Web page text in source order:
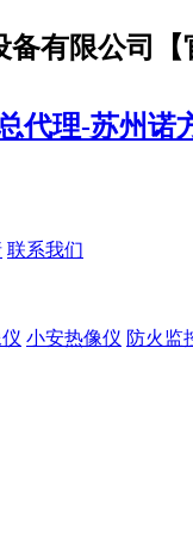
备有限公司【
联系我们
小安热像仪 防火监